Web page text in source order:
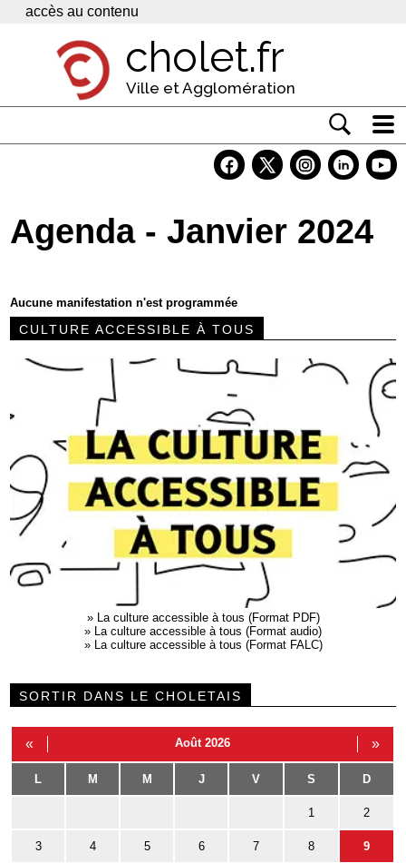
Panneau de gestion des cookies
accès au contenu
cholet.fr
Ville et Agglomération
Economie
Contacts
Agenda - Janvier 2024
Aucune manifestation n'est programmée
CULTURE ACCESSIBLE À TOUS
»
La culture accessible à tous (Format PDF)
»
La culture accessible à tous (Format audio)
»
La culture accessible à tous (Format FALC)
SORTIR DANS LE CHOLETAIS
« Août 2026 »
L M M J V S D
1 2
3 4 5 6 7 8 9